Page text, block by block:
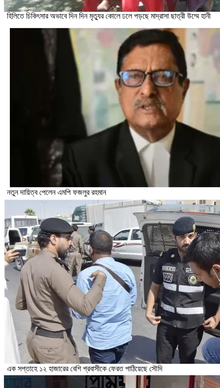
হিলিতে চিকিৎসার অভাবে দিন দিন মৃত্যুর কোলে ঢলে পড়ছে মাদ্রাসা ছাত্রী উম্মে হানী
নতুন দায়িত্ব পেলেন এমপি ফজলুর রহমান
এক সপ্তাহে ১২ হাজারের বেশি প্রবাসীকে ফেরত পাঠিয়েছে সৌদি